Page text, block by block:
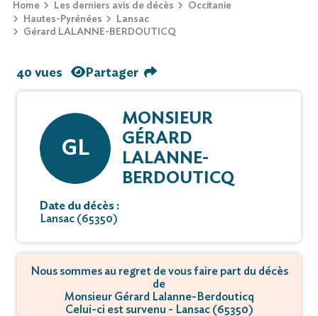
Home Les derniers avis de décès
Occitanie
Hautes-Pyrénées
Lansac
Gérard LALANNE-BERDOUTICQ
40 vues Partager
GL
MONSIEUR
GÉRARD
LALANNE-
BERDOUTICQ
Date du décès :
Lansac (65350)
Nous sommes au regret de vous faire part du décès
de
Monsieur Gérard Lalanne-Berdouticq
Celui-ci est survenu - Lansac (65350)